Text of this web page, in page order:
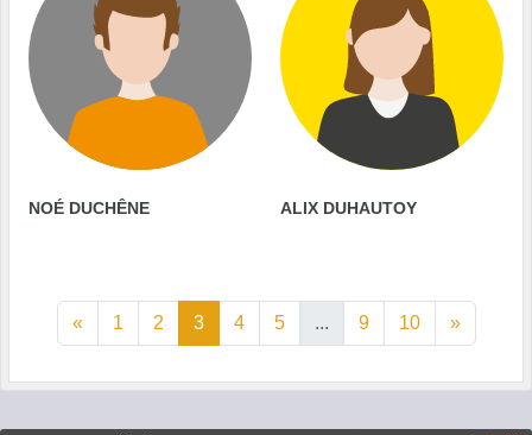
NOÉ DUCHÊNE ALIX DUHAUTOY
« 1 2 3 4 5 ... 9 10 »